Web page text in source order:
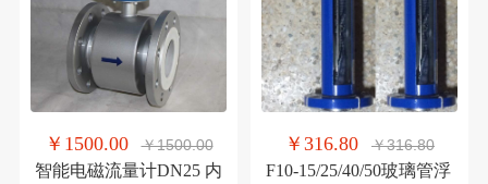
￥1500.00 ￥1500.00
智能电磁流量计DN25 内
￥316.80 ￥316.80
F10-15/25/40/50玻璃管浮